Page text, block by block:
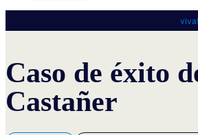
viva!
Caso de éxito
Castañer